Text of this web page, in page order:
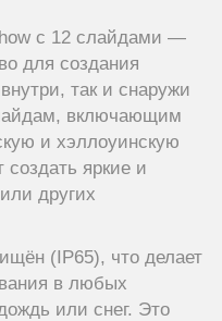
с 12 слайдами —
для создания
так и снаружи
включающим
и хэллоуинскую
создать яркие и
других
(IP65), что делает
в любых
или снег. Это